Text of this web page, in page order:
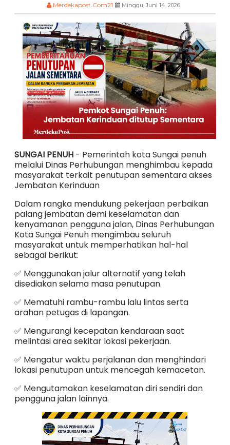
Merdekapost.Com21 Minggu, Juni 14, 2026
SUNGAI PENUH- Pemerintah kota Sungai penuh
melalui Dinas Perhubungan menghimbau kepada
masyarakat terkait penutupan sementara akses
Jembatan Kerinduan
Dalam rangka mendukung pekerjaan perbaikan
palang jembatan demi keselamatan dan
kenyamanan pengguna jalan, Dinas Perhubungan
Kota Sungai Penuh mengimbau seluruh
masyarakat untuk memperhatikan hal-hal
sebagai berikut:
✅ Menggunakan jalur alternatif yang telah
disediakan selama masa penutupan.
✅ Mematuhi rambu-rambu lalu lintas serta
arahan petugas di lapangan.
✅ Mengurangi kecepatan kendaraan saat
melintasi area sekitar lokasi pekerjaan.
✅ Mengatur waktu perjalanan dan menghindari
lokasi penutupan untuk mencegah kemacetan.
✅ Mengutamakan keselamatan diri sendiri dan
pengguna jalan lainnya.